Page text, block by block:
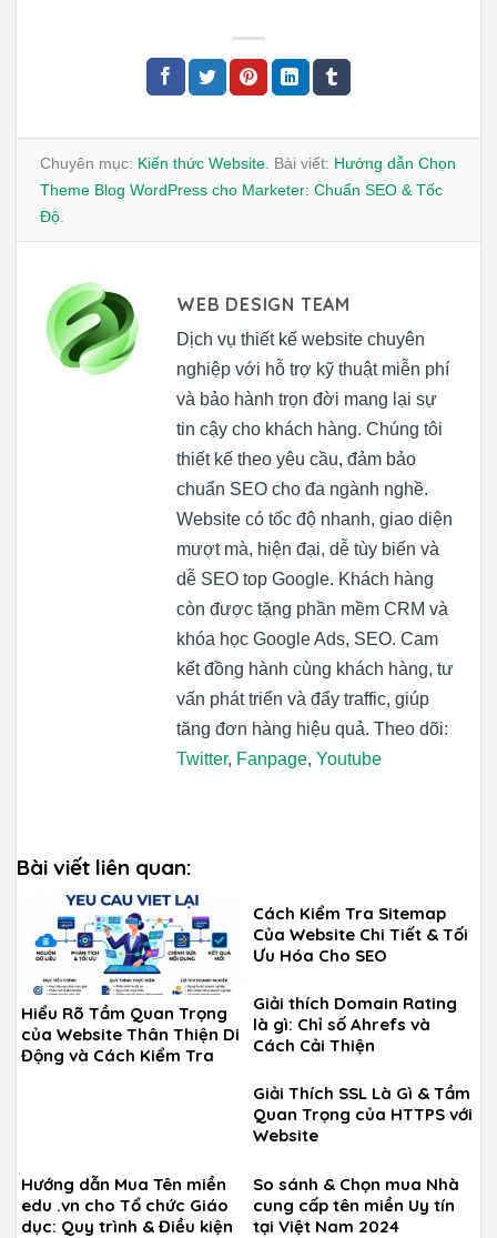
Chuyên mục: Kiến thức Website . Bài viết: Hướng dẫn Chọn
Theme Blog WordPress cho Marketer: Chuẩn SEO & Tốc
Độ
WEB DESIGN TEAM
Dịch vụ thiết kế website chuyên
nghiệp với hỗ trợ kỹ thuật miễn phí
và bảo hành trọn đời mang lại sự
tin cậy cho khách hàng. Chúng tôi
thiết kế theo yêu cầu, đảm bảo
chuẩn SEO cho đa ngành nghề.
Website có tốc độ nhanh, giao diện
mượt mà, hiện đại, dễ tùy biến và
dễ SEO top Google. Khách hàng
còn được tặng phần mềm CRM và
khóa học Google Ads, SEO. Cam
kết đồng hành cùng khách hàng, tư
vấn phát triển và đẩy traffic, giúp
tăng đơn hàng hiệu quả. Theo dõi:
Twitter, Fanpage, Youtube
Bài viết liên quan:
Hiểu Rõ Tầm Quan Trọng
của Website Thân Thiện Di
Động và Cách Kiểm Tra
Cách Kiểm Tra Sitemap
Của Website Chi Tiết & Tối
Ưu Hóa Cho SEO
Giải thích Domain Rating
là gì: Chỉ số Ahrefs và
Cách Cải Thiện
Giải Thích SSL Là Gì & Tầm
Quan Trọng của HTTPS với
Website
Hướng dẫn Mua Tên miền
edu .vn cho Tổ chức Giáo
dục: Quy trình & Điều kiện
So sánh & Chọn mua Nhà
cung cấp tên miền Uy tín
tại Việt Nam 2024